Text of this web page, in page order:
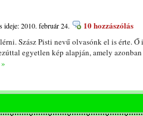
ideje: 2010. február 24. 10 hozzászólás
Szász Pisti nevű olvasónk el is érte.
egyetlen kép alapján, amely